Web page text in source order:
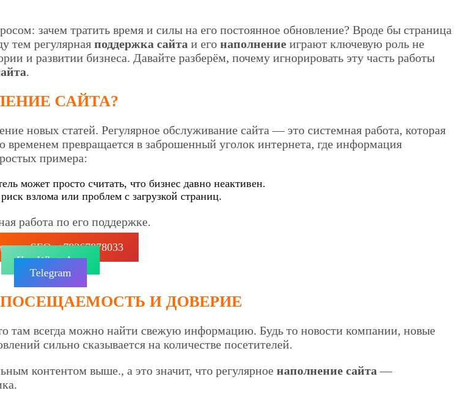
зачем тратить время и силы на его постоянное обновление? Вроде бы страница
тем регулярная поддержка сайта и его наполнение играют ключевую роль не
и развитии бизнеса. Давайте разберём, почему игнорировать эту часть работы
.
САЙТА?
новых статей. Регулярное обслуживание сайта — это системная работа, которая
временем превращается в заброшенный уголок интернета, где информация
примера:
может просто считать, что бизнес давно неактивен.
взлома или проблем с загрузкой страниц.
работа по его поддержке.
SEO: +79267878033
Чат WhatsApp
Telegram
И ДОВЕРИЕ
там всегда можно найти свежую информацию. Будь то новости компании, новые
сильно сказывается на количестве посетителей.
контентом выше., а это значит, что регулярное наполнение сайта—